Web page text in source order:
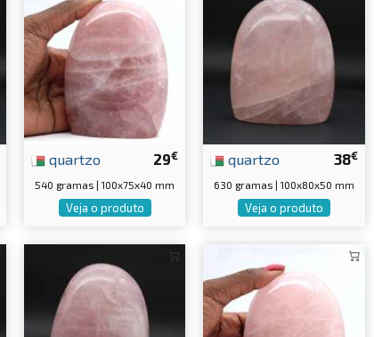
29€
quartzo
540 gramas | 100x75x40 mm
Veja o produto
38€
quartzo
630 gramas | 100x80x50 mm
Veja o produto